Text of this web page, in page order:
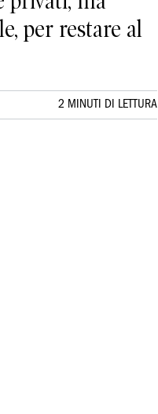
per restare al
2 MINUTI DI LETTURA